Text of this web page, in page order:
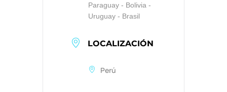
Paraguay - Bolivia -
Uruguay - Brasil
LOCALIZACIÓN
Perú